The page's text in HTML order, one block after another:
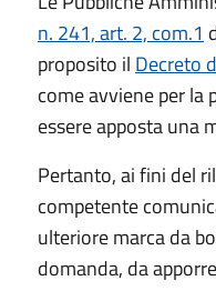
n. 241, art. 2, com.1
proposito il Decreto
come avviene per la
essere apposta una
Pertanto, ai fini del
competente
ulteriore marca da
domanda, da